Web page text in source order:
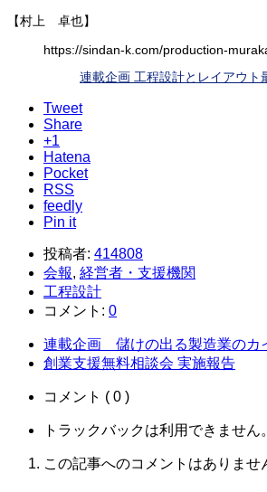
【村上 卓也】
https://sindan-k.com/production-
連載企画 工程設計とレイアウト
Tweet
Share
+1
Hatena
Pocket
RSS
feedly
Pin it
投稿者: 414808
会報, 経営者・支援機関
工程設計
コメント: 0
連載企画 儲けの出る製造業のカ
創業支援無料相談会 実施報告
コメント ( 0 )
トラックバックは利用できません。
この記事へのコメントはありませ